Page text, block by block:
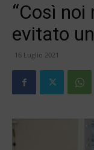
“Così
evitato
16 Luglio 2021